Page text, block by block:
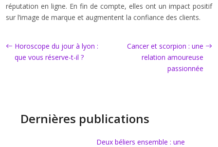
réputation en ligne. En fin de compte, elles ont un impact positif
sur l’image de marque et augmentent la confiance des clients.
Horoscope du jour à lyon :
que vous réserve-t-il ?
Cancer et scorpion : une
relation amoureuse
passionnée
Dernières publications
Deux béliers ensemble : une